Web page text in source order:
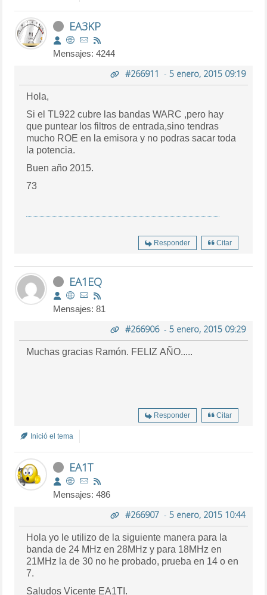
EA3KP
Mensajes: 4244
#266911 - 5 enero, 2015 09:19
Hola,
Si el TL922 cubre las bandas WARC ,pero hay
que puntear los filtros de entrada,sino tendras
mucho ROE en la emisora y no podras sacar toda
la potencia.
Buen año 2015.
73
Responder Citar
EA1EQ
Mensajes: 81
#266906- 5 enero, 2015 09:29
Muchas gracias Ramón. FELIZ AÑO.....
Responder Citar
Inició el tema
EA1T
Mensajes: 486
#266907- 5 enero, 2015 10:44
Hola yo le utilizo de la siguiente manera para la
banda de 24 MHz en 28MHz y para 18MHz en
21MHz la de 30 no he probado, prueba en 14 o en
7.
Saludos Vicente EA1TI.